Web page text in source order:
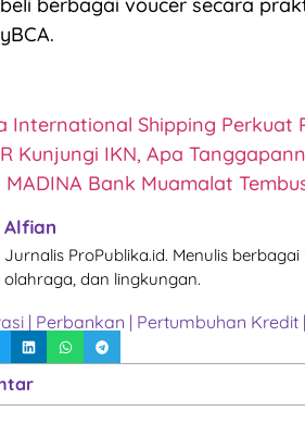
berbagai voucer secara
International Shipping Perkuat
Kunjungi IKN, Apa
Bank Muamalat
Alfian
Jurnalis ProPublika.id. Menulis
olahraga, dan lingkungan.
| Perbankan | Pertumbuhan Kredit |